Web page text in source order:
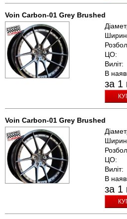
Voin Carbon-01 Grey Brushed
ЦО:
Виліт:
В
за 1
Voin Carbon-01 Grey Brushed
ЦО:
Виліт:
В
за 1